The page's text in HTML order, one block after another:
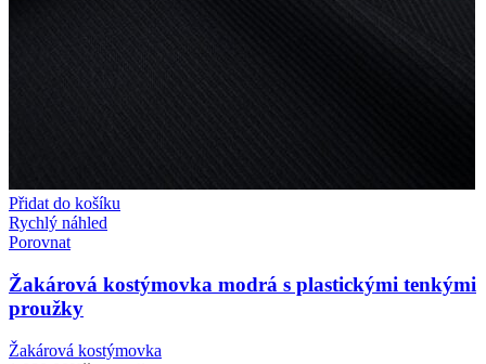
Přidat do košíku
Rychlý náhled
Porovnat
Žakárová kostýmovka modrá s plastickými tenkými
proužky
Žakárová kostýmovka